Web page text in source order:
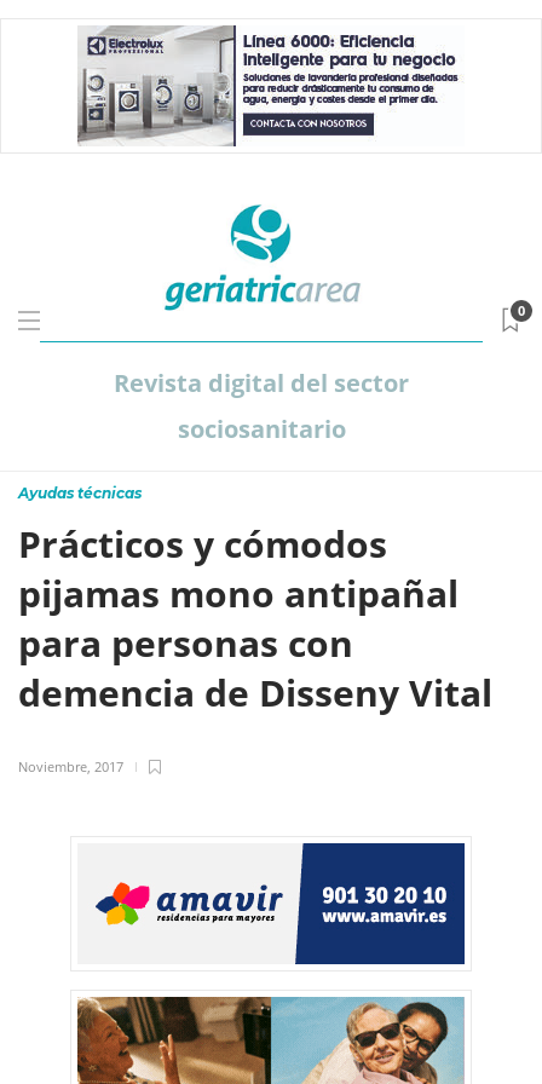
Revista digital del sector
sociosanitario
0
Ayudas técnicas
Prácticos y cómodos
pijamas mono antipañal
para personas con
demencia de Disseny Vital
Noviembre, 2017